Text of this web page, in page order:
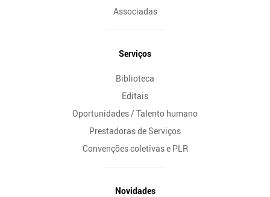
Associadas
Serviços
Biblioteca
Editais
Oportunidades / Talento humano
Prestadoras de Serviços
Convenções coletivas e PLR
Novidades